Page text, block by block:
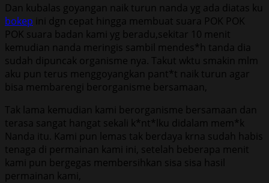
Dan kubalas goyangan naik turun nanda yg ada diatas ku
bokep ini dgn cepat hingga membuat suara POK POK
POK suara badan kami yg beradu,sekitar 10 menit
kemudian nanda meringis sambil mendes*h tanda dia
sudah dipuncak organisme nya. Takut wktu smakin mlm
aku pun terus menggoyangkan pant*t naik turun agar
bisa membarengi berorganisme bersamaan,
Tak lama kemudian kami berorganisme bersamaan dan
terasa sangat hangat sekali k*nt*lku didalam mem*k
Nanda itu. Kami pun lemas tak berdaya krna sudah habis
tenaga di permainan kami ini, setelah beberapa menit
kami pun bergegas membersihkan sisa sisa hasil
permainan kami,